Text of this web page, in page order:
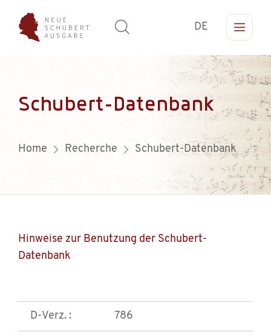
DE
Schubert-Datenbank
Home Recherche Schubert-Datenbank
Hinweise zur Benutzung der Schubert-
Datenbank
D-Verz. : 786